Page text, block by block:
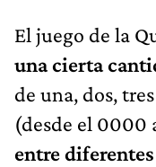
El juego de la
una cierta
de una, dos,
(desde el 0000
entre